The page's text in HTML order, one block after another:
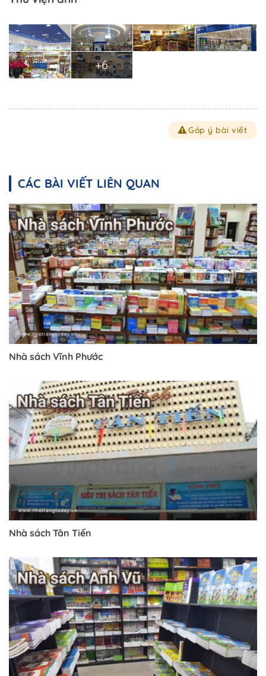
+6
Góp ý bài viết
CÁC BÀI VIẾT LIÊN QUAN
Nhà sách Vĩnh Phước
Nhà sách Tân Tiến